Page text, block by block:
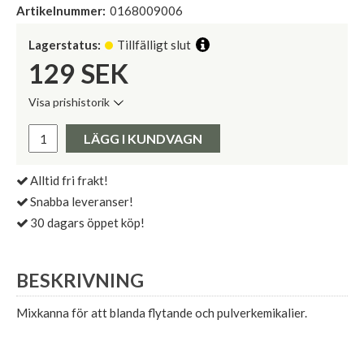
Artikelnummer: 0168009006
Lagerstatus: Tillfälligt slut
129 SEK
Visa prishistorik
Pris:
LÄGG I KUNDVAGN
Alltid fri frakt!
Snabba leveranser!
30 dagars öppet köp!
BESKRIVNING
Mixkanna för att blanda flytande och pulverkemikalier.